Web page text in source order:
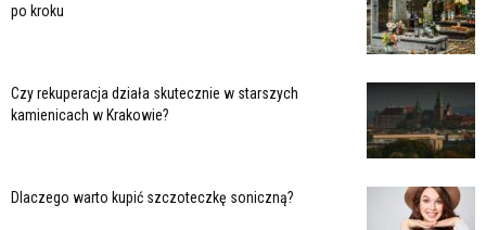
po kroku
Czy rekuperacja działa skutecznie w starszych
kamienicach w Krakowie?
Dlaczego warto kupić szczoteczkę soniczną?